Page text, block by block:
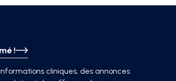
!
cliniques, des annonces